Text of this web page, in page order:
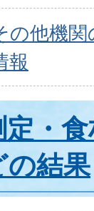
の他機関
報
・
の結果